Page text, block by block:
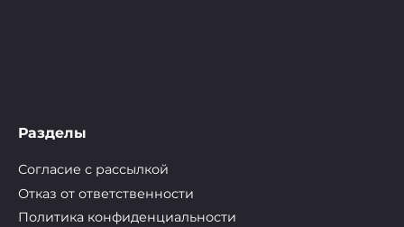
Разделы
Согласие с рассылкой
Отказ от ответственности
Политика конфиденциальности